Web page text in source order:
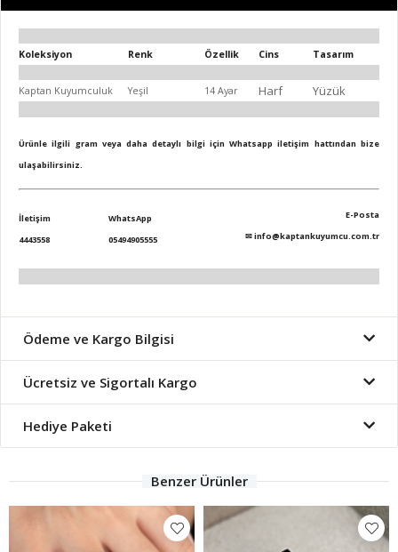
Koleksiyon Renk Özellik Cins Tasarım
Kaptan Kuyumculuk Yeşil 14 Ayar Harf Yüzük
Ürünle ilgili gram veya daha detaylı bilgi için Whatsapp iletişim hattından bize
ulaşabilirsiniz.
İletişim
4443558
WhatsApp
05494905555
E-Posta
✉info@kaptankuyumcu.com.tr
Ödeme ve Kargo Bilgisi
Ücretsiz ve Sigortalı Kargo
Hediye Paketi
Benzer Ürünler